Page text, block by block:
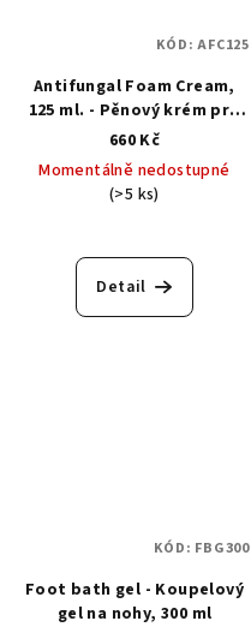
Antifungal Foam Cream,
125 ml. - Pěnový krém pro
prevenci a léčbu plísňových
onemocnění
660 Kč
Momentálně nedostupné
(>5 ks)
Detail
KÓD:AFC125
Foot bath gel - Koupelový
gel na nohy, 300 ml
KÓD: FBG300